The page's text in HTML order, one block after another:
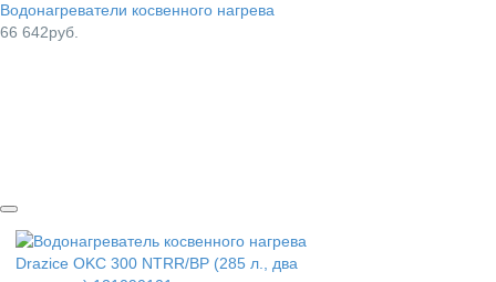
Водонагреватели косвенного нагрева
66 642руб.